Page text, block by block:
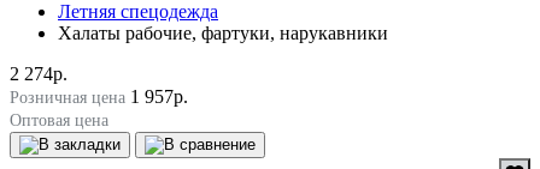
Летняя спецодежда
Халаты рабочие, фартуки, нарукавники
2 274р.
Розничная цена 1 957р.
Оптовая цена